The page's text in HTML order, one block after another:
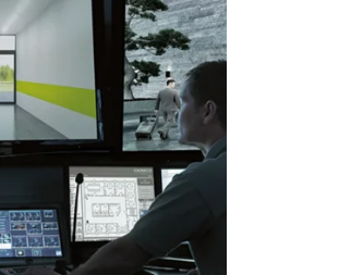
und
einem System – ideal für
integrierte LED-Anzeige